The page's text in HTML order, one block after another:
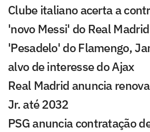
Clube italiano acerta a
'novo Messi' do Real Madrid
'Pesadelo' do Flamengo,
alvo de interesse do Ajax
Real Madrid anuncia
Jr. até 2032
PSG anuncia contratação